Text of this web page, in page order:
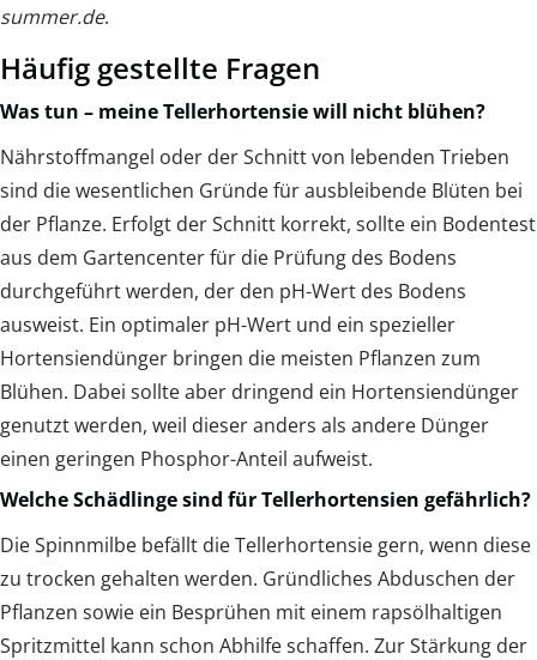
summer.de.
Häufig gestellte Fragen
Was tun – meine Tellerhortensie will nicht blühen?
Nährstoffmangel oder der Schnitt von lebenden Trieben
sind die wesentlichen Gründe für ausbleibende Blüten bei
der Pflanze. Erfolgt der Schnitt korrekt, sollte ein Bodentest
aus dem Gartencenter für die Prüfung des Bodens
durchgeführt werden, der den pH-Wert des Bodens
ausweist. Ein optimaler pH-Wert und ein spezieller
Hortensiendünger bringen die meisten Pflanzen zum
Blühen. Dabei sollte aber dringend ein Hortensiendünger
genutzt werden, weil dieser anders als andere Dünger
einen geringen Phosphor-Anteil aufweist.
Welche Schädlinge sind für Tellerhortensien gefährlich?
Die Spinnmilbe befällt die Tellerhortensie gern, wenn diese
zu trocken gehalten werden. Gründliches Abduschen der
Pflanzen sowie ein Besprühen mit einem rapsölhaltigen
Spritzmittel kann schon Abhilfe schaffen. Zur Stärkung der